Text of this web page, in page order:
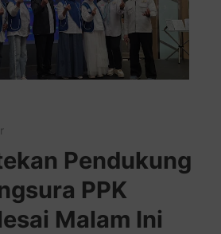
Pendukung
PPK
Malam Ini